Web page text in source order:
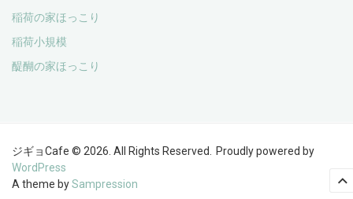
稲荷の家ほっこり
稲荷小規模
醍醐の家ほっこり
ジギョCafe © 2026. All Rights Reserved.
Proudly powered by
WordPress
A theme bySampression